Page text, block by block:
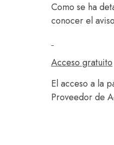
Como se ha
conocer el
Acceso gratuito
El acceso a la
Proveedor de